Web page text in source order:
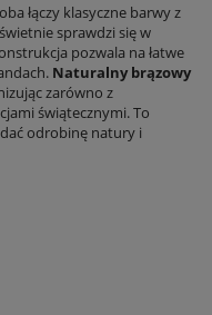
łączy klasyczne barwy z
sprawdzi się w
pozwala na łatwe
Naturalny brązowy
zarówno z
świątecznymi. To
odrobinę natury i